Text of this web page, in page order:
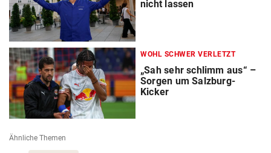
nicht lassen
WOHL SCHWER VERLETZT
„Sah sehr schlimm aus“ –
Sorgen um Salzburg-
Kicker
Ähnliche Themen